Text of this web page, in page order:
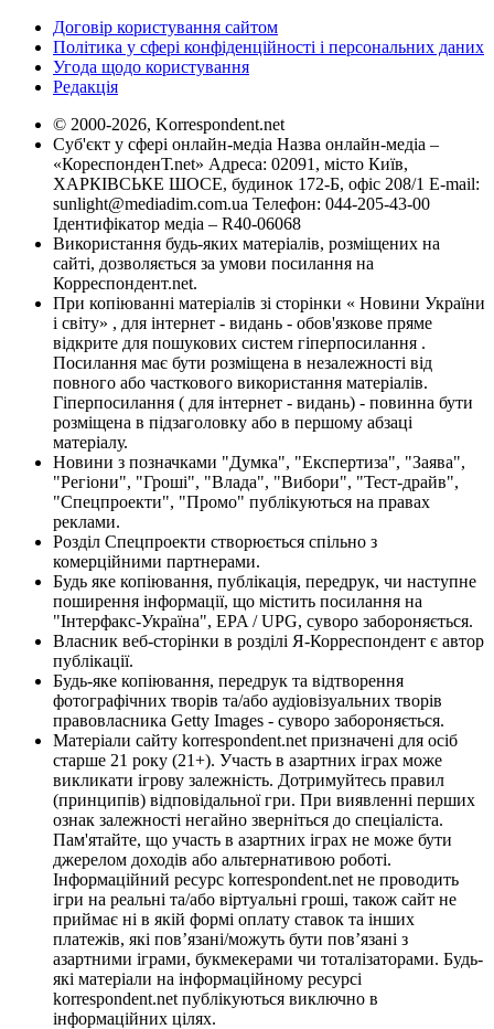
Договір користування сайтом
Політика у сфері конфіденційності і персональних даних
Угода щодо користування
Редакція
© 2000-2026, Korrespondent.net
Суб'єкт у сфері онлайн-медіа Назва онлайн-медіа –
«КореспонденТ.net» Адреса: 02091, місто Київ,
ХАРКІВСЬКЕ ШОСЕ, будинок 172-Б, офіс 208/1 E-mail:
sunlight@mediadim.com.ua Телефон: 044-205-43-00
Ідентифікатор медіа – R40-06068
Використання будь-яких матеріалів, розміщених на
сайті, дозволяється за умови посилання на
Корреспондент.net.
При копіюванні матеріалів зі сторінки « Новини України
і світу» , для інтернет - видань - обов'язкове пряме
відкрите для пошукових систем гіперпосилання .
Посилання має бути розміщена в незалежності від
повного або часткового використання матеріалів.
Гіперпосилання ( для інтернет - видань) - повинна бути
розміщена в підзаголовку або в першому абзаці
матеріалу.
Новини з позначками "Думка", "Експертиза", "Заява",
"Регіони", "Гроші", "Влада", "Вибори", "Тест-драйв",
"Спецпроекти", "Промо" публікуються на правах
реклами.
Розділ Спецпроекти створюється спільно з
комерційними партнерами.
Будь яке копіювання, публікація, передрук, чи наступне
поширення інформації, що містить посилання на
"Інтерфакс-Україна", EPA / UPG, суворо забороняється.
Власник веб-сторінки в розділі Я-Корреспондент є автор
публікації.
Будь-яке копіювання, передрук та відтворення
фотографічних творів та/або аудіовізуальних творів
правовласника Getty Images - суворо забороняється.
Матеріали сайту korrespondent.net призначені для осіб
старше 21 року (21+). Участь в азартних іграх може
викликати ігрову залежність. Дотримуйтесь правил
(принципів) відповідальної гри. При виявленні перших
ознак залежності негайно зверніться до спеціаліста.
Пам'ятайте, що участь в азартних іграх не може бути
джерелом доходів або альтернативою роботі.
Інформаційний ресурс korrespondent.net не проводить
ігри на реальні та/або віртуальні гроші, також сайт не
приймає ні в якій формі оплату ставок та інших
платежів, які пов’язані/можуть бути пов’язані з
азартними іграми, букмекерами чи тоталізаторами. Будь-
які матеріали на інформаційному ресурсі
korrespondent.net публікуються виключно в
інформаційних цілях.